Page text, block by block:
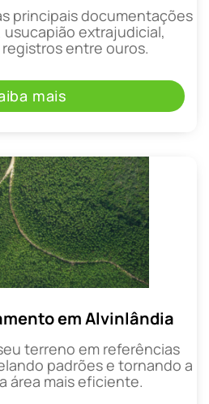
principais documentações
extrajudicial,
entre ouros.
mais
em Alvinlândia
terreno em referências
padrões e tornando a
área mais eficiente.